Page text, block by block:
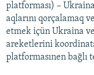
platforması) –
aqlarını qorçalamaq
etmek içün Ukraina
areketlerini
platformasınen bağlı